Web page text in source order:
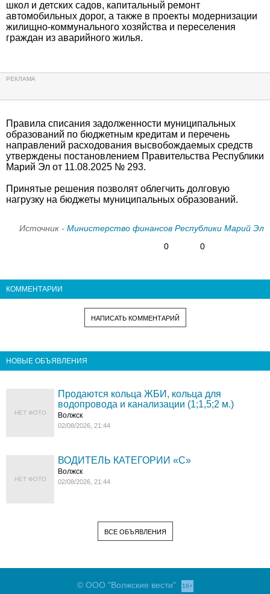
школ и детских садов, капитальный ремонт
автомобильных дорог, а также в проекты модернизации
жилищно-коммунального хозяйства и переселения
граждан из аварийного жилья.
Правила списания задолженности муниципальных
образований по бюджетным кредитам и перечень
направлений расходования высвобождаемых средств
утверждены постановлением Правительства Республики
Марий Эл от 11.08.2025 № 293.
Принятые решения позволят облегчить долговую
нагрузку на бюджеты муниципальных образований.
Источник - Министерство финансов Республики Марий Эл
0
0
КОММЕНТАРИИ
НАПИСАТЬ КОММЕНТАРИЙ
НОВЫЕ ОБЪЯВЛЕНИЯ
НЕТ ФОТО
Продаются кольца ЖБИ, кольца для
водопровода и канализации (1;1,5;2 м.)
Волжск
02/08/2026, 21:44
НЕТ ФОТО
ВОДИТЕЛЬ КАТЕГОРИИ «C»
Волжск
02/08/2026, 21:44
ВСЕ ОБЪЯВЛЕНИЯ
© ООО "Волжские вести" 16+